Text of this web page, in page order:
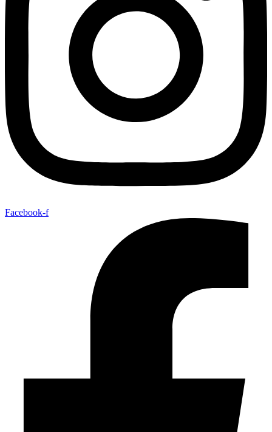
Facebook-f